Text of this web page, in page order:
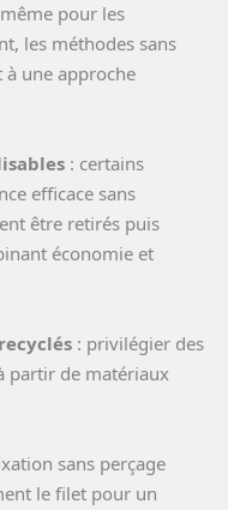
pour les
les méthodes sans
une approche
: certains
efficace sans
être retirés puis
économie et
: privilégier des
partir de matériaux
sans perçage
le filet pour un